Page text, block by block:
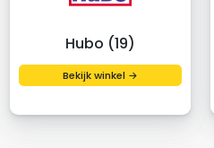
Hubo (19)
Bekijk winkel →